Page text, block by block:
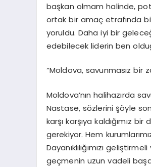
başkan olmam halinde,
ortak bir amaç etrafında
yoruldu. Daha iyi bir
edebilecek liderin ben
“Moldova, savunmasız bir
Moldova’nın halihazırda
Nastase, sözlerini şöyle
karşı karşıya kaldığımız
gerekiyor. Hem
Dayanıklılığımızı
geçmenin uzun vadeli